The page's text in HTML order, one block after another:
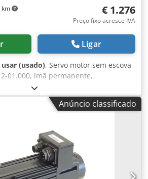
km € 1.276
Preço fixo acresce IVA
Ligar
(usado), Servo motor sem escova
01.000, ímã permanente,
sinais normais de desgaste, 100%
entrega conforme fotos, ATENÇÃO:
sobre custos de embalagem e
os custos de embalagem e
Dsdpfoi D Hbhsx Am Tewa
Anúncio classificado